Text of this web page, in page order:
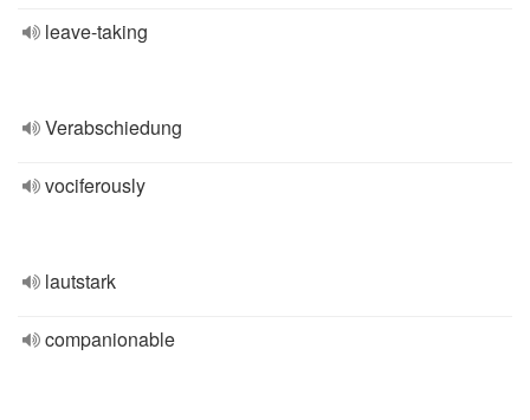
leave-taking
Verabschiedung
vociferously
lautstark
companionable